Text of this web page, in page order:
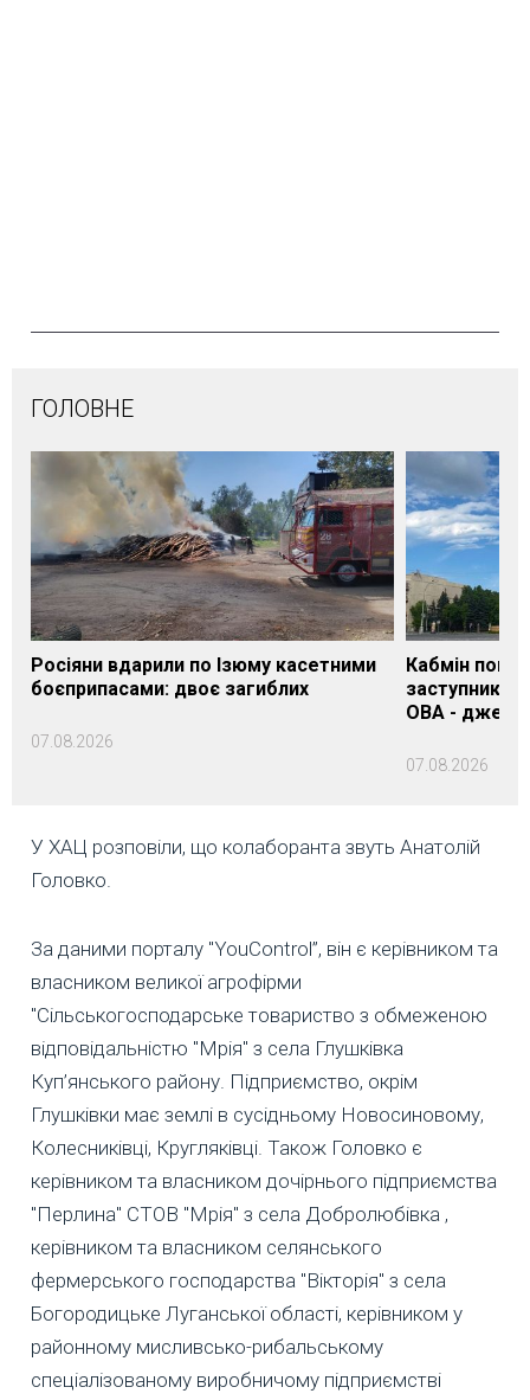
ГОЛОВНЕ
Росіяни вдарили по Ізюму касетними
боєприпасами: двоє загиблих
07.08.2026
Кабмін
заступника
ОВА -
07.08.2026
У ХАЦ розповіли, що колаборанта звуть Анатолій
Головко.
За даними порталу "YouControl”, він є керівником та
власником великої агрофірми
"Сільськогосподарське товариство з обмеженою
відповідальністю "Мрія" з села Глушківка
Куп’янського району. Підприємство, окрім
Глушківки має землі в сусідньому Новосиновому,
Колесниківці, Кругляківці. Також Головко є
керівником та власником дочірнього підприємства
"Перлина" СТОВ "Мрія" з села Добролюбівка ,
керівником та власником селянського
фермерського господарства "Вікторія" з села
Богородицьке Луганської області, керівником у
районному мисливсько-рибальському
спеціалізованому виробничому підприємстві